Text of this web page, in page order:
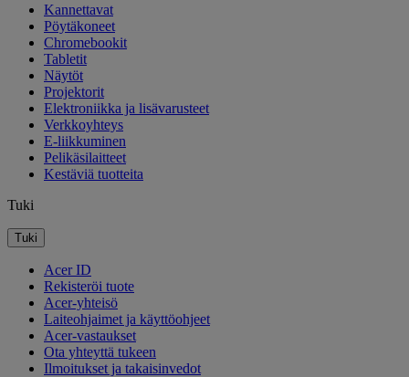
Kannettavat
Pöytäkoneet
Chromebookit
Tabletit
Näytöt
Projektorit
Elektroniikka ja lisävarusteet
Verkkoyhteys
E-liikkuminen
Pelikäsilaitteet
Kestäviä tuotteita
Tuki
Tuki
Acer ID
Rekisteröi tuote
Acer-yhteisö
Laiteohjaimet ja käyttöohjeet
Acer-vastaukset
Ota yhteyttä tukeen
Ilmoitukset ja takaisinvedot